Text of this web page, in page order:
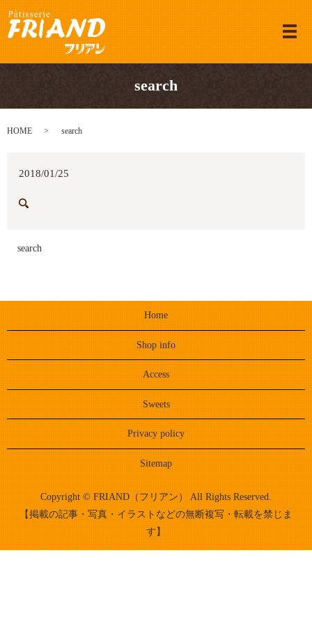
メ
search
HOME search
2018/01/25
search
Home
Shop info
Access
Sweets
Privacy policy
Sitemap
Copyright © FRIAND（フリアン） All Rights Reserved.
【掲載の記事・写真・イラストなどの無断複写・転載を禁じま
す】